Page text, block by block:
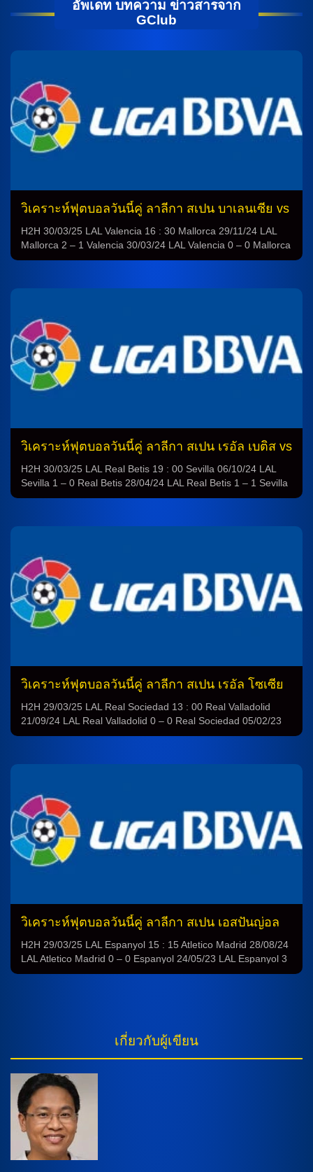
อัพเดท บทความ ข่าวสารจาก
GClub
วิเคราะห์ฟุตบอลวันนี้คู่ ลาลีกา สเปน บาเลนเซีย vs
มายอร์ก้า
H2H 30/03/25 LAL Valencia 16 : 30 Mallorca 29/11/24 LAL
Mallorca 2 – 1 Valencia 30/03/24 LAL Valencia 0 – 0 Mallorca
07/10/23 LAL Mallorca 1 – 1 Valencia 25/05/23 LAL Mallorca
LAL Mallorca 0 – 1 Valencia 23/10/21 LAL Valencia 2 – […]
วิเคราะห์ฟุตบอลวันนี้คู่ ลาลีกา สเปน เรอัล เบติส vs
เซบีย่า
H2H 30/03/25 LAL Real Betis 19 : 00 Sevilla 06/10/24 LAL
Sevilla 1 – 0 Real Betis 28/04/24 LAL Real Betis 1 – 1 Sevilla
12/11/23 LAL Sevilla 1 – 1 Real Betis 03/08/23 CLF Sevilla 1
LAL Real Betis 1 – […]
วิเคราะห์ฟุตบอลวันนี้คู่ ลาลีกา สเปน เรอัล โซเซีย
ดาด vs เรอัล บายาโดลิด
H2H 29/03/25 LAL Real Sociedad 13 : 00 Real Valladolid
21/09/24 LAL Real Valladolid 0 – 0 Real Sociedad 05/02/23
LAL Real Sociedad 0 – 1 Real Valladolid 22/10/22 LAL Real
– 1 Real Valladolid 13/09/20 LAL Real Valladolid 1 – 1 Real
วิเคราะห์ฟุตบอลวันนี้คู่ ลาลีกา สเปน เอสปันญ่อล
vs แอตฯ มาดริด
H2H 29/03/25 LAL Espanyol 15 : 15 Atletico Madrid 28/08/24
LAL Atletico Madrid 0 – 0 Espanyol 24/05/23 LAL Espanyol 3
– 3 Atletico Madrid 06/11/22 LAL Atletico Madrid 1 – 1
เกี่ยวกับผู้เขียน